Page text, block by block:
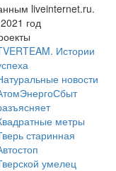
liveinternet.ru.
год
Истории
новости
метры
старинная
умелец